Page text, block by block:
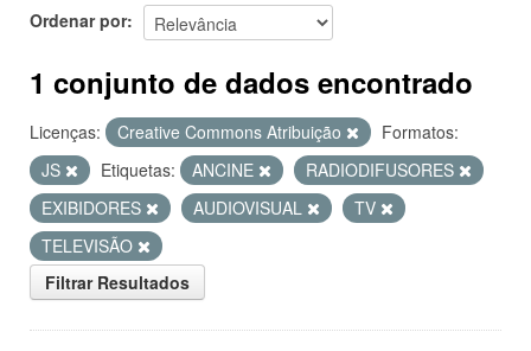
Ordenar por
1 conjunto de dados encontrado
Licenças: Creative Commons Atribuição
Formatos:
JS
Etiquetas: ANCINE
RADIODIFUSORES
EXIBIDORES
AUDIOVISUAL
TV
TELEVISÃO
Filtrar Resultados